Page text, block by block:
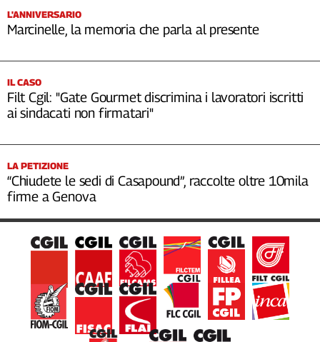
L'ANNIVERSARIO
Marcinelle, la memoria che parla al presente
IL CASO
Filt Cgil: "Gate Gourmet discrimina i lavoratori iscritti
ai sindacati non firmatari"
LA PETIZIONE
“Chiudete le sedi di Casapound”, raccolte oltre 10mila
firme a Genova